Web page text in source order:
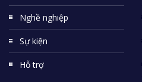
Nghề nghiệp
Sự kiện
Hỗ trợ